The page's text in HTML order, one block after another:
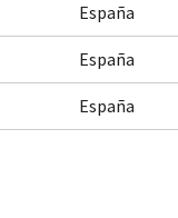
España
España
España